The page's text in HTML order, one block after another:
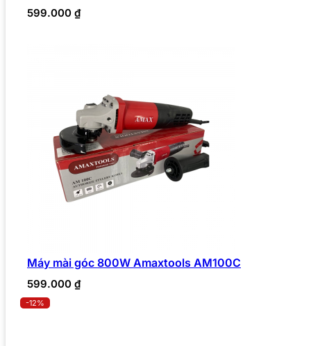
599.000 ₫
Máy mài góc 800W Amaxtools AM100C
599.000 ₫
-12%